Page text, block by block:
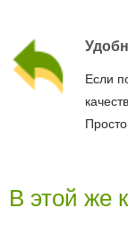
Если
В этой же